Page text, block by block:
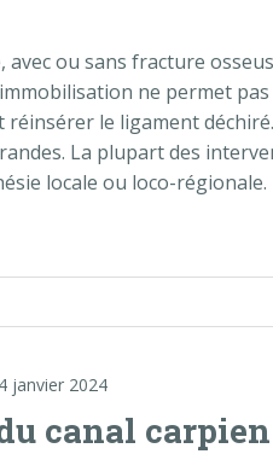
avec ou sans fracture
ne permet
le ligament
La plupart des
locale ou loco-régionale.
janvier 2024
canal carpien